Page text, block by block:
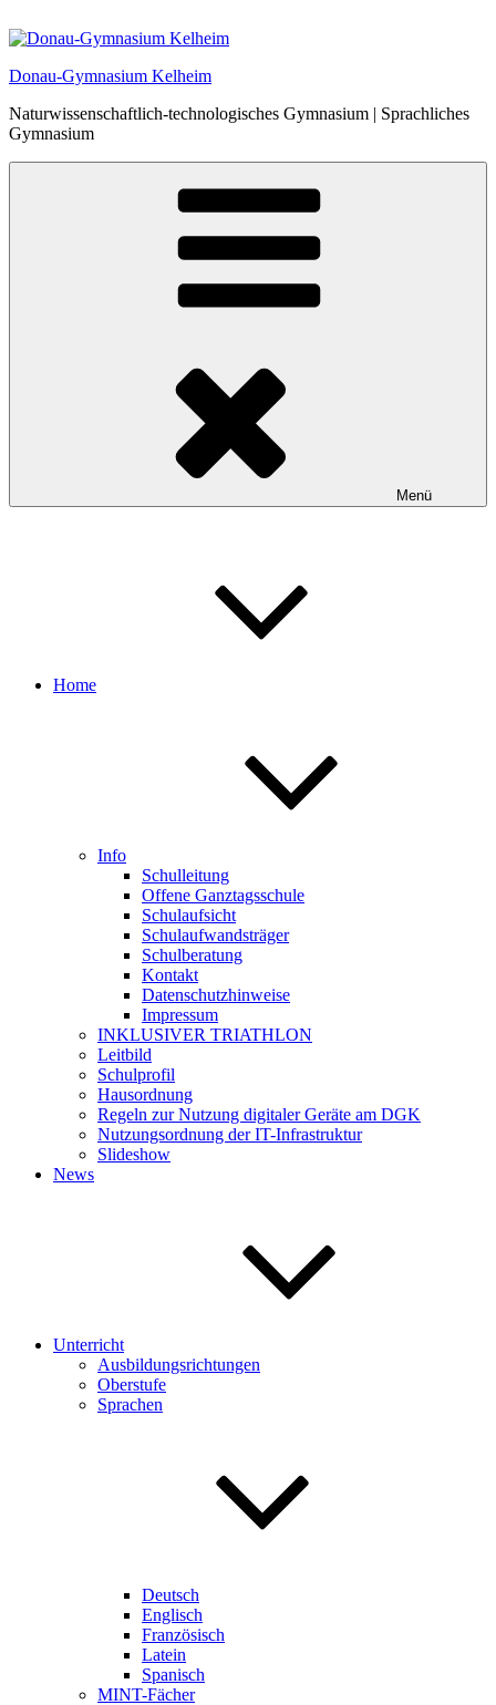
Inhalt
Donau-Gymnasium Kelheim
Naturwissenschaftlich-technologisches Gymnasium | Sprachliches
Gymnasium
Menü
Home
Info
Schulleitung
Offene Ganztagsschule
Schulaufsicht
Schulaufwandsträger
Schulberatung
Kontakt
Datenschutzhinweise
Impressum
INKLUSIVER TRIATHLON
Leitbild
Schulprofil
Hausordnung
Regeln zur Nutzung digitaler Geräte am DGK
Nutzungsordnung der IT-Infrastruktur
Slideshow
News
Unterricht
Ausbildungsrichtungen
Oberstufe
Sprachen
Deutsch
Englisch
Französisch
Latein
Spanisch
MINT-Fächer